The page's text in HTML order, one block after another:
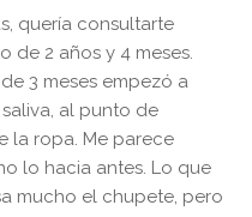
quería consultarte
de 2 años y 4 meses.
3 meses empezó a
al punto de
la ropa. Me parece
lo hacia antes. Lo que
mucho el chupete, pero